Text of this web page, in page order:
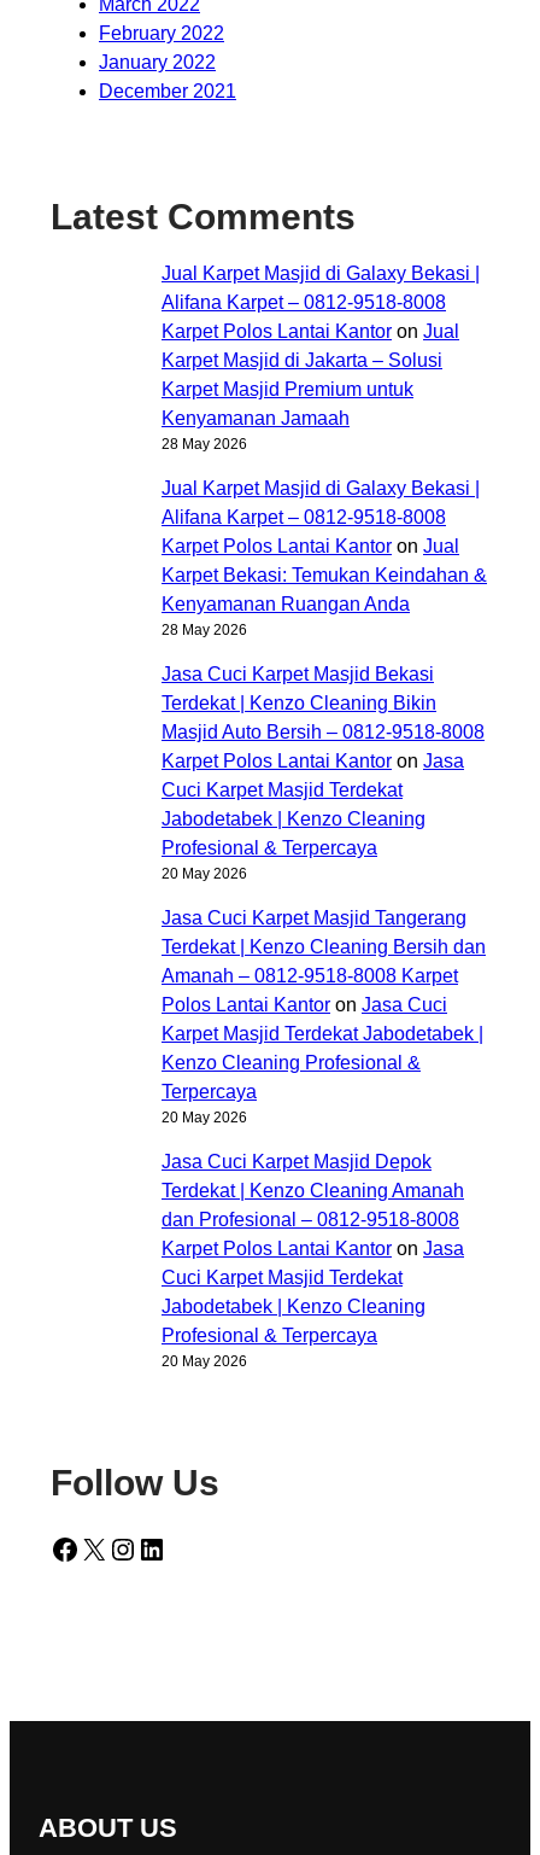
February 2022
January 2022
December 2021
Latest Comments
Jual Karpet Masjid di Galaxy Bekasi |
Alifana Karpet – 0812-9518-8008
Karpet Polos Lantai Kantor on Jual
Karpet Masjid di Jakarta – Solusi
Karpet Masjid Premium untuk
Kenyamanan Jamaah
28 May 2026
Jual Karpet Masjid di Galaxy Bekasi |
Alifana Karpet – 0812-9518-8008
Karpet Polos Lantai Kantor on Jual
Karpet Bekasi: Temukan Keindahan &
Kenyamanan Ruangan Anda
28 May 2026
Jasa Cuci Karpet Masjid Bekasi
Terdekat | Kenzo Cleaning Bikin
Masjid Auto Bersih – 0812-9518-8008
Karpet Polos Lantai Kantor on Jasa
Cuci Karpet Masjid Terdekat
Jabodetabek | Kenzo Cleaning
Profesional & Terpercaya
20 May 2026
Jasa Cuci Karpet Masjid Tangerang
Terdekat | Kenzo Cleaning Bersih dan
Amanah – 0812-9518-8008 Karpet
Polos Lantai Kantor on Jasa Cuci
Karpet Masjid Terdekat Jabodetabek |
Kenzo Cleaning Profesional &
Terpercaya
20 May 2026
Jasa Cuci Karpet Masjid Depok
Terdekat | Kenzo Cleaning Amanah
dan Profesional – 0812-9518-8008
Karpet Polos Lantai Kantor on Jasa
Cuci Karpet Masjid Terdekat
Jabodetabek | Kenzo Cleaning
Profesional & Terpercaya
20 May 2026
Follow Us
Facebook X Instagram LinkedIn
ABOUT US